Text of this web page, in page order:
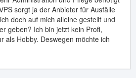
Ergebnis/Zustand ist
sorgt ja der Anbieter für Ausfälle
doch auf mich alleine gestellt und
geben? Ich bin jetzt kein Profi,
als Hobby. Deswegen möchte ich